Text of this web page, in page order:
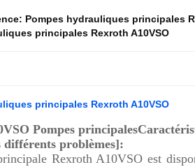
Pompes hydrauliques principales
principales Rexroth A10VSO
principales Rexroth A10VSO
Pompes principales
différents problèmes]:
Rexroth A10VSO est